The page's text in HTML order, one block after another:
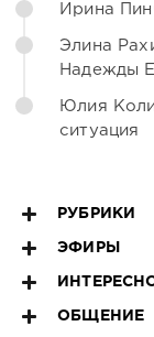
Ирина
Элина
Надежды
Юлия
ситуация
РУБРИКИ
ЭФИРЫ
ОБЩЕНИЕ